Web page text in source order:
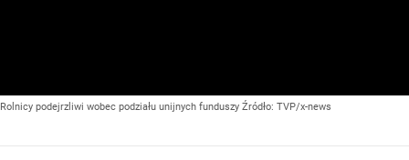
Rolnicy podejrzliwi wobec podziału unijnych funduszy Źródło: TVP/x-news